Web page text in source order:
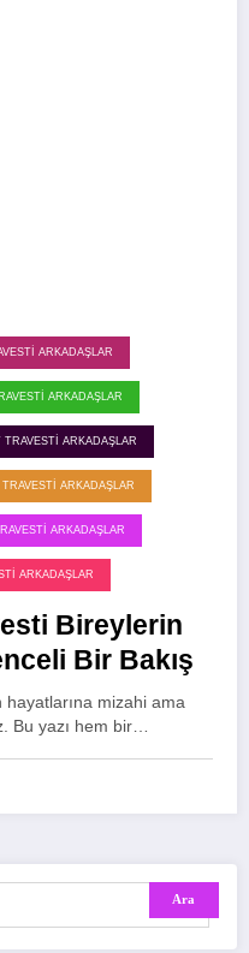
ARKADAŞLAR
ARKADAŞLAR
TRAVESTI ARKADAŞLAR
ARKADAŞLAR
ARKADAŞLAR
ARKADAŞLAR
Bireylerin
Bir Bakış
hayatlarına mizahi ama
Bu yazı hem bir…